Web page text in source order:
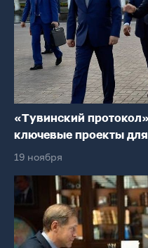
«Тувинский
ключевые проекты
19 ноября